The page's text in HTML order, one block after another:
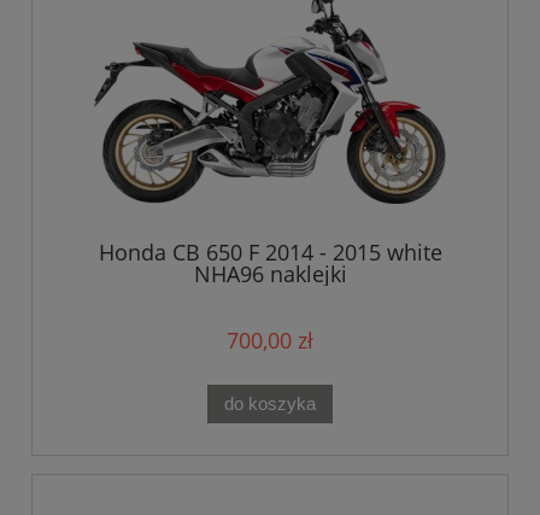
Honda CB 650 F 2014 - 2015 white
NHA96 naklejki
700,00 zł
do koszyka